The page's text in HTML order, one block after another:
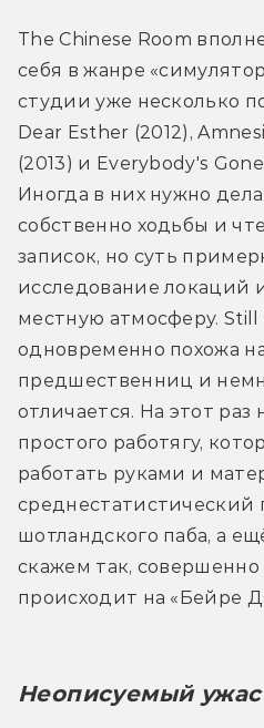
The Chinese Room
себя в жанре
студии уже несколько
Dear Esther (2012),
(2013) и Everybody's
Иногда в них нужно
собственно ходьбы и
записок, но суть
исследование локаций
местную атмосферу. Still
одновременно похожа
предшественниц и
отличается. На этот раз
простого работягу,
работать руками и
среднестатистический
шотландского паба, а
скажем так, совершенно
происходит на «Бейре
Неописуемый ужас